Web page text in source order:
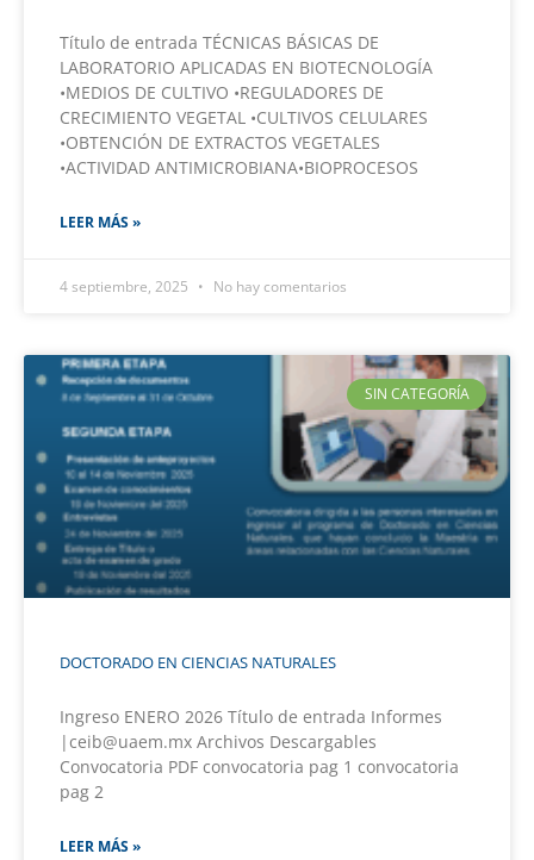
Título de entrada TÉCNICAS BÁSICAS DE
LABORATORIO APLICADAS EN BIOTECNOLOGÍA
•MEDIOS DE CULTIVO •REGULADORES DE
CRECIMIENTO VEGETAL •CULTIVOS CELULARES
•OBTENCIÓN DE EXTRACTOS VEGETALES
•ACTIVIDAD ANTIMICROBIANA•BIOPROCESOS
LEER MÁS »
4 septiembre, 2025 No hay comentarios
SIN CATEGORÍA
DOCTORADO EN CIENCIAS NATURALES
Ingreso ENERO 2026 Título de entrada Informes
|ceib@uaem.mx Archivos Descargables
Convocatoria PDF convocatoria pag 1 convocatoria
pag 2
LEER MÁS »